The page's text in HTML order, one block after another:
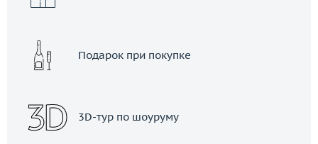
Подарок при покупке
3D-тур по шоуруму